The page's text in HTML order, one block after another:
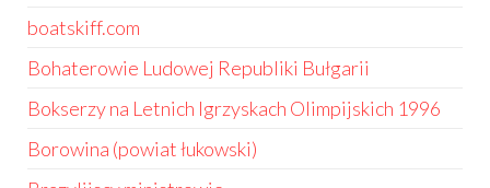
boatskiff.com
Bohaterowie Ludowej Republiki Bułgarii
Bokserzy na Letnich Igrzyskach Olimpijskich 1996
Borowina (powiat łukowski)